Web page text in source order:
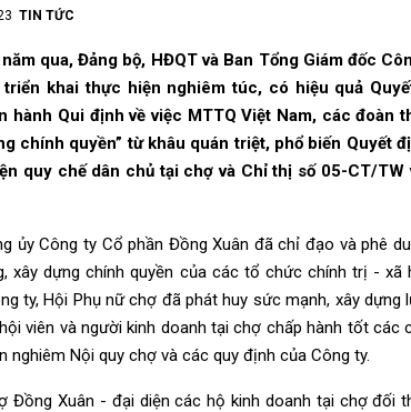
TIN TỨC
qua, Đảng bộ, HĐQT và Ban Tổng Giám đốc
triển khai thực hiện nghiêm túc, có hiệu quả
hành Qui định về việc MTTQ Việt Nam, các
chính quyền”từ khâu quán triệt, phổ biến Quyết
quy chế dân chủ tại chợ và Chỉ thị số 05-CT/
ủy Công ty Cổ phần Đồng Xuân đã chỉ đạo và phê
xây dựng chính quyền của các tổ chức chính trị -
ty, Hội Phụ nữ chợ đã phát huy sức mạnh, xây
viên và người kinh doanh tại chợ chấp hành tốt
nghiêm Nội quy chợ và các quy định của Công ty.
Đồng Xuân - đại diện các hộ kinh doanh tại chợ